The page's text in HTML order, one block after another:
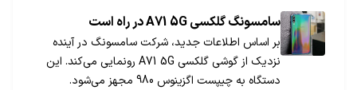
سامسونگ گلکسی A71 5G در راه است
بر اساس اطلاعات جدید، شرکت سامسونگ در آینده
نزدیک از گوشی گلکسی A71 5G رونمایی می‌کند. این
دستگاه به چیپست اگزینوس 980 مجهز می‌شود.